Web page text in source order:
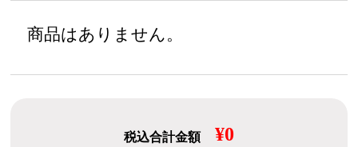
商品はありません。
税込合計金額 ¥0